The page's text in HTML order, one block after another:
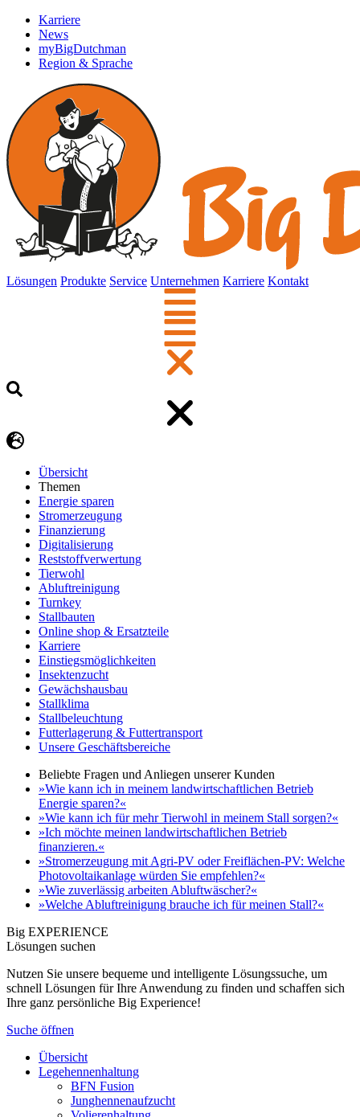
Karriere
News
myBigDutchman
Region & Sprache
Lösungen Produkte Service Unternehmen Karriere Kontakt
Übersicht
Themen
Energie sparen
Stromerzeugung
Finanzierung
Digitalisierung
Reststoffverwertung
Tierwohl
Abluftreinigung
Turnkey
Stallbauten
Online shop & Ersatzteile
Karriere
Einstiegsmöglichkeiten
Insektenzucht
Gewächshausbau
Stallklima
Stallbeleuchtung
Futterlagerung & Futtertransport
Unsere Geschäftsbereiche
Beliebte Fragen und Anliegen unserer Kunden
»Wie kann ich in meinem landwirtschaftlichen Betrieb
Energie sparen?«
»Wie kann ich für mehr Tierwohl in meinem Stall sorgen?«
»Ich möchte meinen landwirtschaftlichen Betrieb
finanzieren.«
»Stromerzeugung mit Agri-PV oder Freiflächen-PV: Welche
Photovoltaikanlage würden Sie empfehlen?«
»Wie zuverlässig arbeiten Abluftwäscher?«
»Welche Abluftreinigung brauche ich für meinen Stall?«
Big EXPERIENCE
Lösungen suchen
Nutzen Sie unsere bequeme und intelligente Lösungssuche, um
schnell Lösungen für Ihre Anwendung zu finden und schaffen sich
Ihre ganz persönliche Big Experience!
Suche öffnen
Übersicht
Legehennenhaltung
BFN Fusion
Junghennenaufzucht